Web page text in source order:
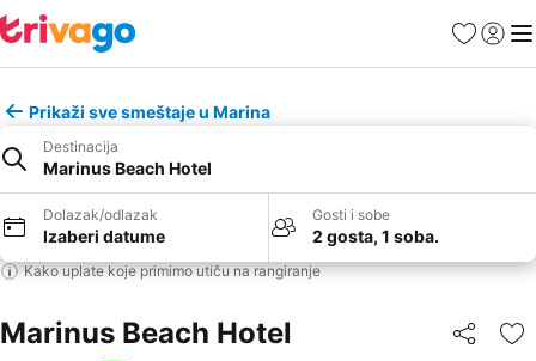
FavoritiPrijavi
Prikaži sve smeštaje u Marina
Destinacija
Marinus Beach Hotel
Dolazak/odlazak
Izaberi datume
Gosti i sobe
2 gosta, 1 soba.
Kako uplate koje primimo utiču na rangiranje
Marinus Beach Hotel Deli